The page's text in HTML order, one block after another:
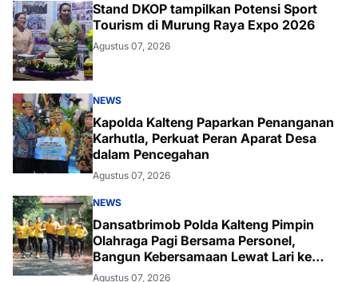
Stand DKOP tampilkan Potensi Sport
Tourism di Murung Raya Expo 2026
Agustus 07, 2026
NEWS
Kapolda Kalteng Paparkan Penanganan
Karhutla, Perkuat Peran Aparat Desa
dalam Pencegahan
Agustus 07, 2026
NEWS
Dansatbrimob Polda Kalteng Pimpin
Olahraga Pagi Bersama Personel,
Bangun Kebersamaan Lewat Lari ke
Bukit Baranahu
Agustus 07, 2026